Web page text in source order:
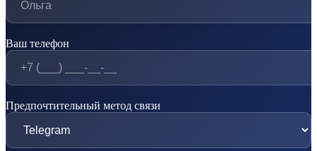
Ваш телефон
Предпочтительный метод связи